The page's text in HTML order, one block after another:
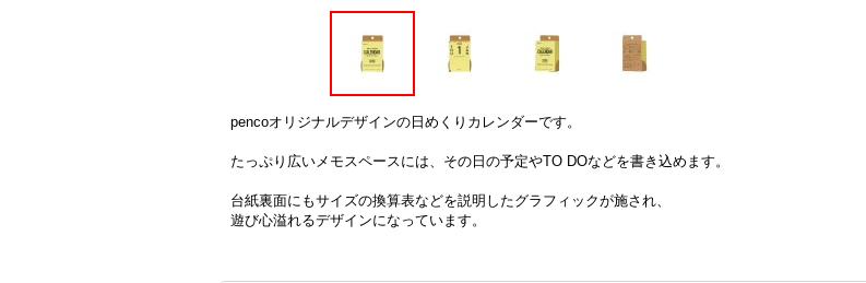
pencoオリジナルデザインの日めくりカレンダーです。
たっぷり広いメモスペースには、その日の予定やTO DOなどを書き込めます。
台紙裏面にもサイズの換算表などを説明したグラフィックが施され、
遊び心溢れるデザインになっています。